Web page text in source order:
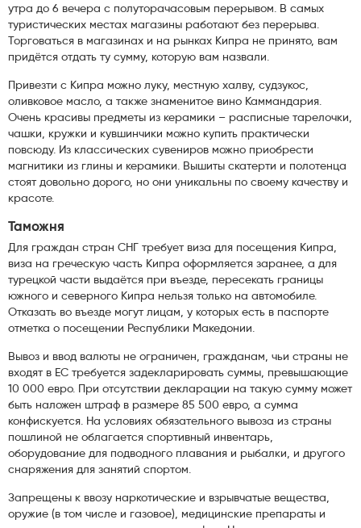
утра до 6 вечера с полуторачасовым перерывом. В самых
туристических местах магазины работают без перерыва.
Торговаться в магазинах и на рынках Кипра не принято, вам
придётся отдать ту сумму, которую вам назвали.
Привезти с Кипра можно луку, местную халву, судзукос,
оливковое масло, а также знаменитое вино Каммандария.
Очень красивы предметы из керамики – расписные тарелочки,
чашки, кружки и кувшинчики можно купить практически
повсюду. Из классических сувениров можно приобрести
магнитики из глины и керамики. Вышиты скатерти и полотенца
стоят довольно дорого, но они уникальны по своему качеству и
красоте.
Таможня
Для граждан стран СНГ требует виза для посещения Кипра,
виза на греческую часть Кипра оформляется заранее, а для
турецкой части выдаётся при въезде, пересекать границы
южного и северного Кипра нельзя только на автомобиле.
Отказать во въезде могут лицам, у которых есть в паспорте
отметка о посещении Республики Македонии.
Вывоз и ввод валюты не ограничен, гражданам, чьи страны не
входят в ЕС требуется задекларировать суммы, превышающие
10 000 евро. При отсутствии декларации на такую сумму может
быть наложен штраф в размере 85 500 евро, а сумма
конфискуется. На условиях обязательного вывоза из страны
пошлиной не облагается спортивный инвентарь,
оборудование для подводного плавания и рыбалки, и другого
снаряжения для занятий спортом.
Запрещены к ввозу наркотические и взрывчатые вещества,
оружие (в том числе и газовое), медицинские препараты и